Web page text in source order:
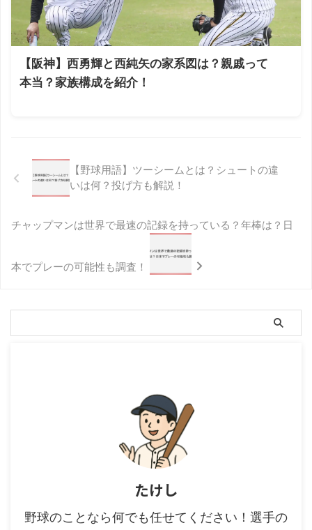
【阪神】西勇輝と西純矢の家系図は？親戚って
本当？家族構成を紹介！
【野球用語】ツーシームとは？シュートの違
いは何？投げ方も解説！
チャップマンは世界で最速の記録を持っている？年棒は？日
本でプレーの可能性も調査！
たけし
野球のことなら何でも任せてください！選手の